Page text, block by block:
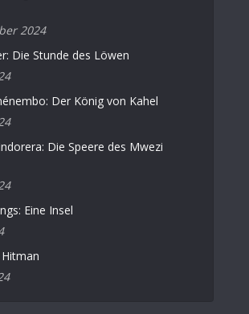
2024
Die Stunde des Löwen
Der König von Kahel
Die Speere des Mwezi
Eine Insel